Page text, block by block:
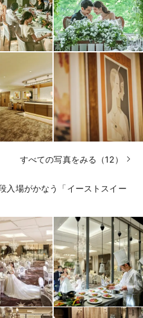
すべての写真をみる（12）
入場がかなう「イーストスイー